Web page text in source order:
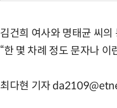
김건희 여사와 명태균 씨의
“한 몇 차례 정도 문자나
최다현 기자